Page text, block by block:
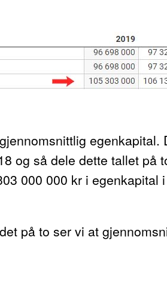
egenkapital.
og så dele dette tallet på
000 000 kr i egenkapital
på to ser vi at